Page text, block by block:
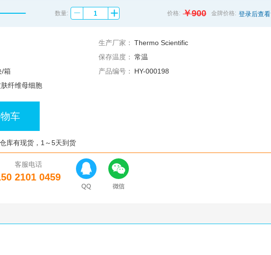
数量: 价格: ￥900 金牌价格: 登录后查看
生产厂家： Thermo Scientific
保存温度： 常温
/箱 产品编号：
HY-000198
肤纤维母细胞
车
仓库有现货，1～5天到货
客服电话
2101 0459